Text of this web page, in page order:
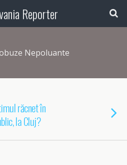
Reporter
Nepoluante
răcnet în
la Cluj?